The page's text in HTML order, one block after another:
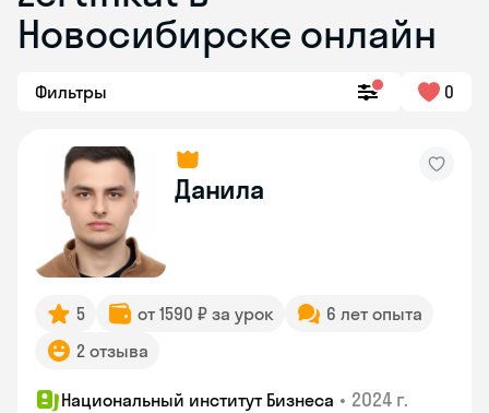
Новосибирске онлайн
Фильтры 0
Данила
5 от 1590 ₽ за урок
6 лет опыта
2 отзыва
Национальный институт Бизнеса • 2024 г.